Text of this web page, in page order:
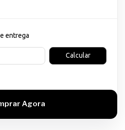
entrega
Calcular